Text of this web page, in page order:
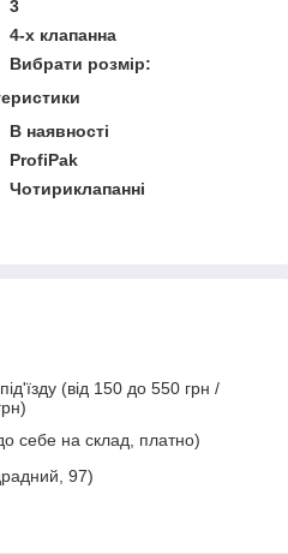
3
4-х клапанна
Вибрати розмір:
В наявності
ProfiPak
Чотириклапанні
(від 150 до 550 грн /
себе на склад, платно)
97)